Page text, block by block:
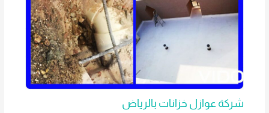
شركة عوازل خزانات بالرياض